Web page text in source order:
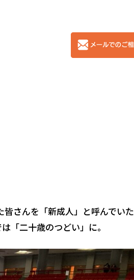
さんを「新成人」と呼んでいた
「二十歳のつどい」に。